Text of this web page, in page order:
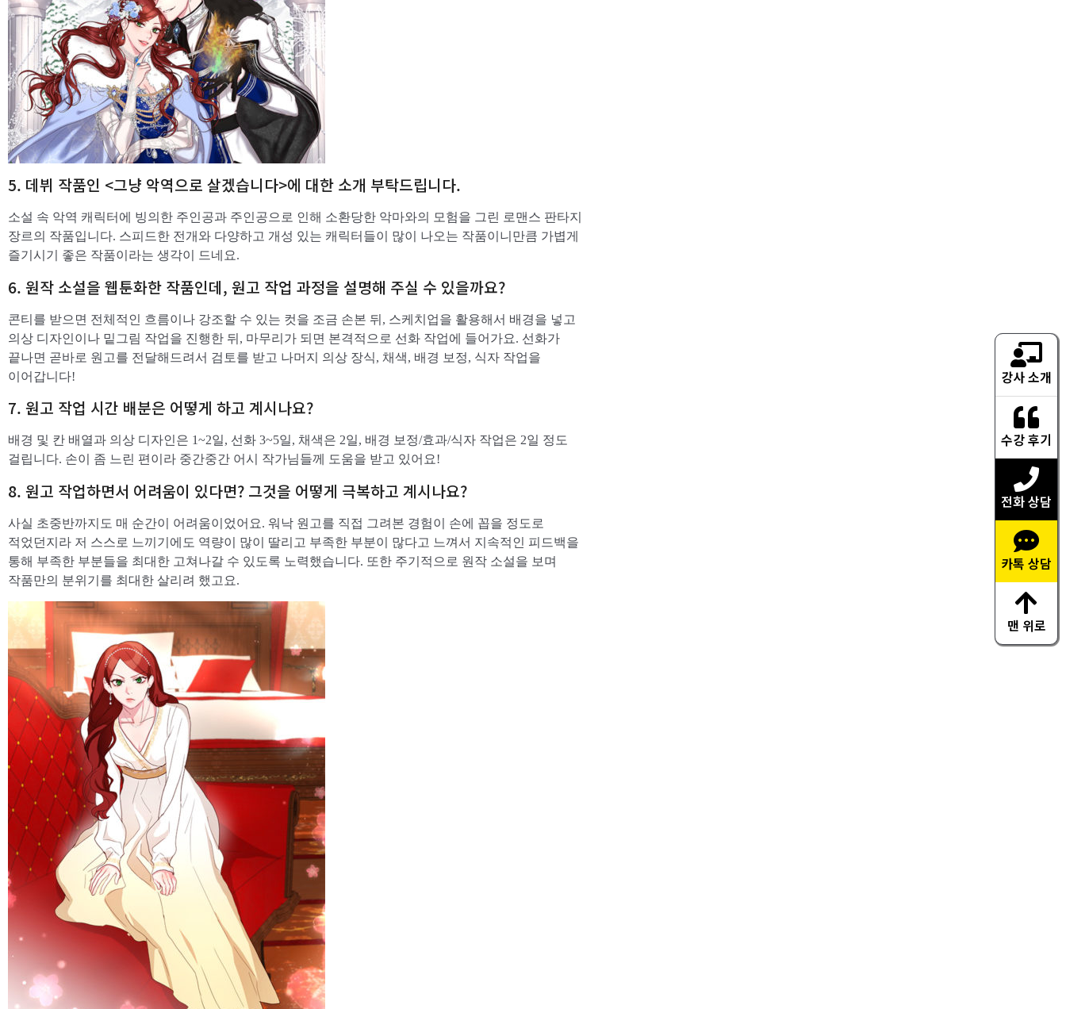
5. 데뷔 작품인 <그냥 악역으로 살겠습니다>에 대한 소개 부탁드립니다.
소설 속 악역 캐릭터에 빙의한 주인공과 주인공으로 인해 소환당한 악마와의 모험을 그린 로맨스 판타지
장르의 작품입니다. 스피드한 전개와 다양하고 개성 있는 캐릭터들이 많이 나오는 작품이니만큼 가볍게
즐기시기 좋은 작품이라는 생각이 드네요.
6. 원작 소설을 웹툰화한 작품인데, 원고 작업 과정을 설명해 주실 수 있을까요?
콘티를 받으면 전체적인 흐름이나 강조할 수 있는 컷을 조금 손본 뒤, 스케치업을 활용해서 배경을 넣고
의상 디자인이나 밑그림 작업을 진행한 뒤, 마무리가 되면 본격적으로 선화 작업에 들어가요. 선화가
끝나면 곧바로 원고를 전달해드려서 검토를 받고 나머지 의상 장식, 채색, 배경 보정, 식자 작업을
이어갑니다!
7. 원고 작업 시간 배분은 어떻게 하고 계시나요?
배경 및 칸 배열과 의상 디자인은 1~2일, 선화 3~5일, 채색은 2일, 배경 보정/효과/식자 작업은 2일 정도
걸립니다. 손이 좀 느린 편이라 중간중간 어시 작가님들께 도움을 받고 있어요!
8. 원고 작업하면서 어려움이 있다면? 그것을 어떻게 극복하고 계시나요?
사실 초중반까지도 매 순간이 어려움이었어요. 워낙 원고를 직접 그려본 경험이 손에 꼽을 정도로
적었던지라 저 스스로 느끼기에도 역량이 많이 딸리고 부족한 부분이 많다고 느껴서 지속적인 피드백을
통해 부족한 부분들을 최대한 고쳐나갈 수 있도록 노력했습니다. 또한 주기적으로 원작 소설을 보며
작품만의 분위기를 최대한 살리려 했고요.
강사 소개
수강 후기
전화 상담
카톡 상담
맨 위로